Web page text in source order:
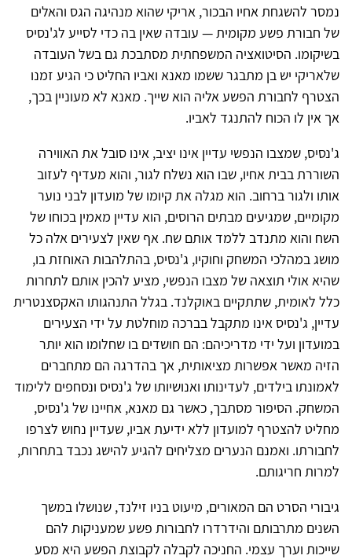
נמסר להשגחת אחיו הבכור, אריקי שהוא מנהיגה הגס והאלים
של חבורת פשע מקומית — עובדה שאין בה כדי לסייע לג'נסיס
בשיקומו. הסיטואציה המשפחתית מסתבכת גם בשל העובדה
שלאריקי יש בן מתבגר ששמו מאנא ואביו החליט כי הגיע זמנו
הצטרף לחבורת הפשע אליה הוא שייך. מאנא לא מעוניין בכך,
אך אין לו הכוח להתנגד לאביו.
ג'נסיס, שמצבו הנפשי עדיין אינו יציב, אינו סובל את האווירה
השוררת בבית אחיו, שבו הוא נשלח לגור, והוא מעדיף לעזוב
אותו ולגור ברחוב. הוא מגלה את קיומו של מועדון לבני נוער
מקומיים, שמגיעים מבתים הרוסים, הוא עדיין מאמין בכוחו של
השח והוא מתנדב ללמד אותם שח. אף שאין לצעירים אלה כל
מושג במהלכי המשחק וחוקיו, ג'נסיס, בהתלהבות האוחזת בו,
שהיא אולי תוצאה של מצבו הנפשי, מציע להכין אותם לתחרות
כלל לאומית, שתתקיים באוקלנד. בגלל התנהגותו האקסצנטרית
עדיין, ג'נסיס אינו מתקבל בברכה מוחלטת על ידי הצעירים
במועדון ועל ידי מדריכיהם: הם חושדים בו שחלומו הוא יותר
הזיה מאשר אפשרות מציאותית, אך בהדרגה הם מתחברים
לאמונתו בילדים, לעדינותו ואנושיותו של ג'נסיס ונסחפים ללימוד
המשחק. הסיפור מסתבך, כאשר גם מאנא, אחיינו של ג'נסיס,
מחליט להצטרף למועדון ללא ידיעת אביו, שעדיין נחוש לצרפו
לחבורתו. ואמנם הנערים מצליחים להגיע להישג נכבד בתחרות,
למרות חריגותם.
גיבורי הסרט הם המאורים, מיעוט בניו זילנד, שנושלו במשך
השנים מתרבותם והידרדרו לחבורות פשע שמעניקות להם
שייכות וערך עצמי. החניכה לקבלה לקבוצת הפשע היא מסע